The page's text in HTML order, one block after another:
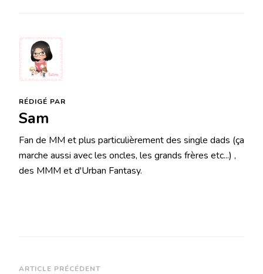
RÉDIGÉ PAR
Sam
Fan de MM et plus particulièrement des single dads (ça
marche aussi avec les oncles, les grands frères etc...) ,
des MMM et d'Urban Fantasy.
ARTICLE PRÉCÉDENT